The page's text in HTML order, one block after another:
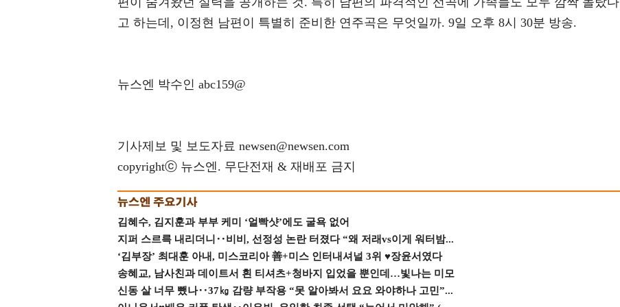
고 하는데, 이정현 남편이 특별히 준비한 연주곡은 무엇일까. 9일 오후 8시 30분 방송.
뉴스엔 박수인 abc159@
기사제보 및 보도자료 newsen@newsen.com
copyrightⓒ 뉴스엔. 무단전재 & 재배포 금지
김혜수, 김지훈과 부부 케미 ‘얼빡샷’에도 굴욕 없어
지퍼 스르륵 내리더니‥비비, 선정성 논란 터졌다 “왜 저래vs이게 워터밤...
‘김부장’ 최대훈 아내, 미스코리아 善+미스 인터내셔널 3위 ♥장윤서였다
송혜교, 남사친과 데이트서 흰 티셔츠+청바지 입었을 뿐인데…빛나는 미모
신동 살 너무 뺐나‥37㎏ 감량 부작용 “못 알아봐서 요요 와야하나 고민”...